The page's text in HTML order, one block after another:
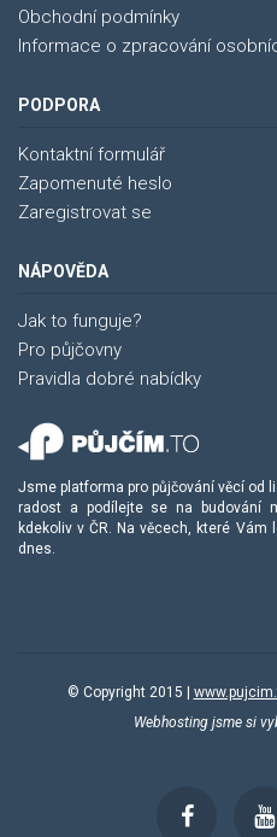
Obchodní podmínky
Informace o zpracování
PODPORA
Kontaktní formulář
Zapomenuté heslo
Zaregistrovat se
NÁPOVĚDA
Jak to funguje?
Pro půjčovny
Pravidla dobré nabídky
Jsme platforma pro půjčování věcí od
radost a podílejte se na budování
kdekoliv v ČR. Na věcech, které Vám
dnes.
© Copyright 2015 |
Webhosting jsme si